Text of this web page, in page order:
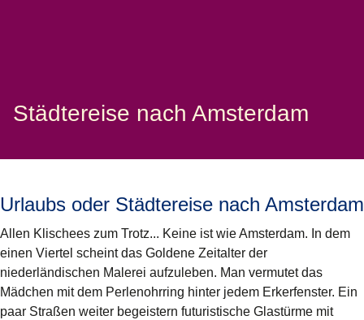
Städtereise nach Amsterdam
Urlaubs oder Städtereise nach Amsterdam
Allen Klischees zum Trotz... Keine ist wie Amsterdam. In dem
einen Viertel scheint das Goldene Zeitalter der
niederländischen Malerei aufzuleben. Man vermutet das
Mädchen mit dem Perlenohrring hinter jedem Erkerfenster. Ein
paar Straßen weiter begeistern futuristische Glastürme mit